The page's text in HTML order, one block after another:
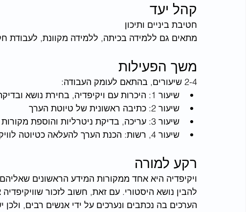
קהל יעד
חטיבת ביניים ותיכון
מתאים גם ללמידה בכיתה, ללמידה מקוונת, לעבודת
משך הפעילות
2-4 שיעורים, בהתאם לעומק העבודה:
שיעור 1: היכרות עם ויקיפדיה, בחירת נושא ובדיקת מקורות
שיעור 2: כתיבה ראשונית של טיוטת הערך
שיעור 3: עריכה, בדיקת ניטרליות והוספת מקורות
שיעור 4, רשות: הכנת הערך להעלאה כטיוטה לוויקיפדיה
רקע למורה
ויקיפדיה היא אחד ממקורות המידע הראשונים
להבין נושא היסטורי. עם זאת, חשוב לזכור
הערכים בה נכתבים ונערכים על ידי אנשים רבים,